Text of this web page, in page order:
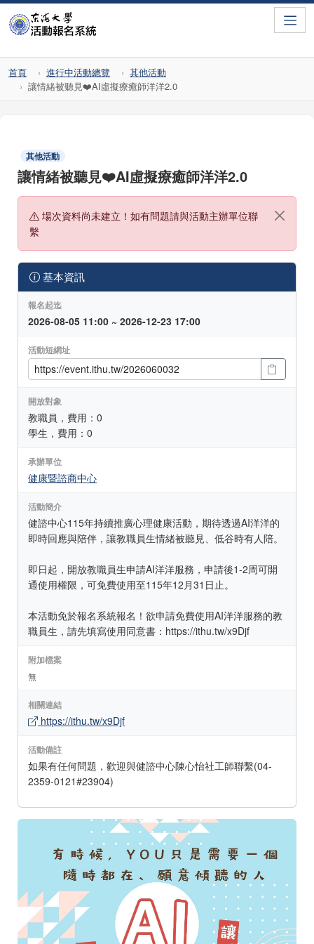
首頁 進行中活動總覽
其他活動
讓情緒被聽見❤️AI虛擬療癒師洋洋2.0
其他活動
讓情緒被聽見❤️AI虛擬療癒師洋洋2.0
場次資料尚未建立！如有問題請與活動主辦單位聯
繫
基本資訊
報名起迄
2026-08-05 11:00 ~ 2026-12-23 17:00
活動短網址
開放對象
教職員，費用：0
學生，費用：0
承辦單位
健康暨諮商中心
活動簡介
健諮中心115年持續推廣心理健康活動，期待透過AI洋洋的
即時回應與陪伴，讓教職員生情緒被聽見、低谷時有人陪。
即日起，開放教職員生申請AI洋洋服務，申請後1-2周可開
通使用權限，可免費使用至115年12月31日止。
本活動免於報名系統報名！欲申請免費使用AI洋洋服務的教
職員生，請先填寫使用同意書：https://ithu.tw/x9Djf
附加檔案
無
相關連結
https://ithu.tw/x9Djf
活動備註
如果有任何問題，歡迎與健諮中心陳心怡社工師聯繫(04-
2359-0121#23904)